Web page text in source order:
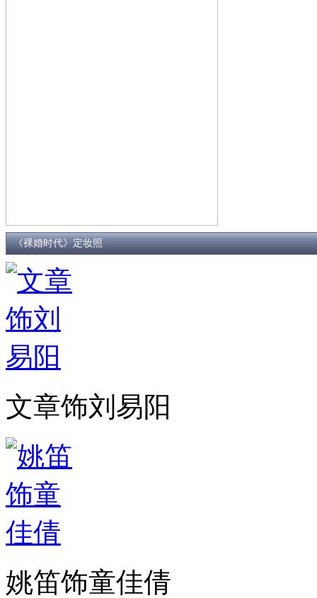
《裸婚时代》定妆照
文章饰刘易阳
姚笛饰童佳倩